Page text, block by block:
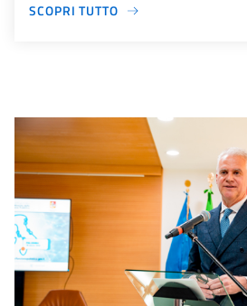
SCOPRI TUTTO